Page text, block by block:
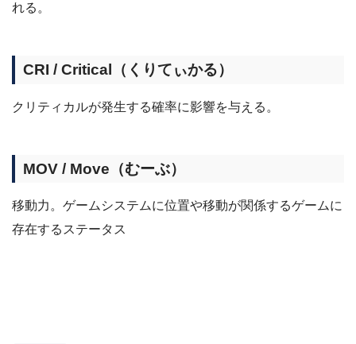
れる。
CRI / Critical（くりてぃかる）
クリティカルが発生する確率に影響を与える。
MOV / Move（むーぶ）
移動力。ゲームシステムに位置や移動が関係するゲームに
存在するステータス